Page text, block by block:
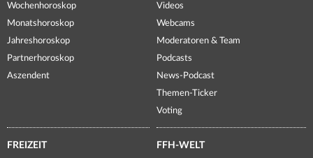
Wochenhoroskop
Monatshoroskop
Jahreshoroskop
Partnerhoroskop
Aszendent
Videos
Webcams
Moderatoren & Team
Podcasts
News-Podcast
Themen-Ticker
Voting
FREIZEIT FFH-WELT